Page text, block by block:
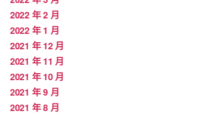
2022 年 2 月
2022 年 1 月
2021 年 12 月
2021 年 11 月
2021 年 10 月
2021 年 9 月
2021 年 8 月